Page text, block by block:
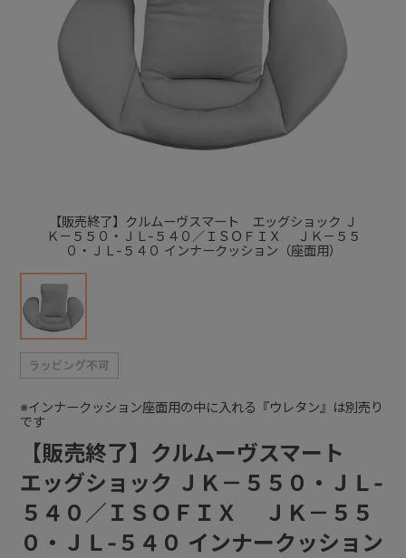
【販売終了】クルムーヴスマート エッグショック Ｊ
Ｋ－５５０・ＪＬ-５４０／ＩＳＯＦＩＸ ＪＫ－５５
０・ＪＬ-５４０ インナークッション（座面用）
【販売終了】クルムーヴスマート
エッグショック ＪＫ－５５０・ＪＬ-
５４０／ＩＳＯＦＩＸ ＪＫ－５５
０・ＪＬ-５４０ インナークッション
※インナークッション座面用の中に入れる『ウレタン』は別売り
です